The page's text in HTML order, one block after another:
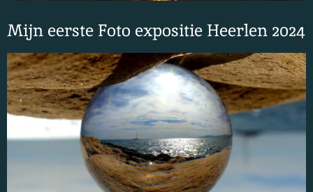
Mijn eerste Foto expositie Heerlen 2024